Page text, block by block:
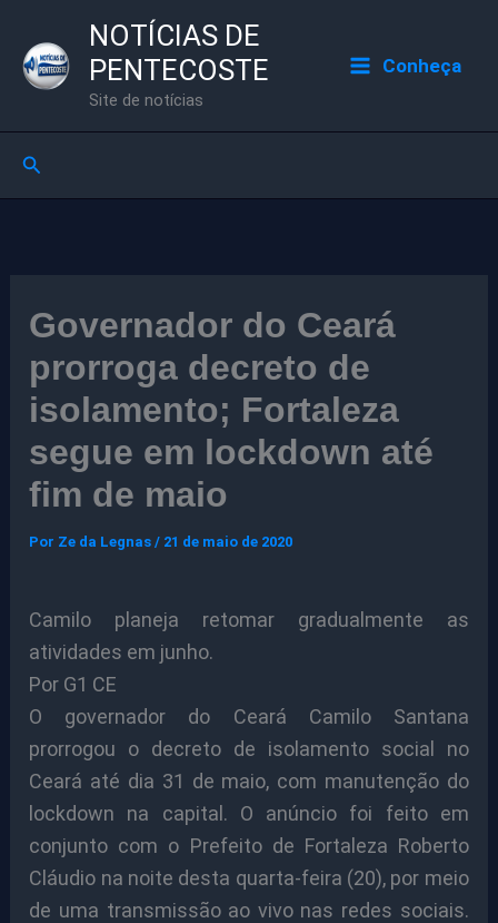
para
NOTÍCIAS DE
PENTECOSTE
Site de notícias
Conheça
Pesquisar
Governador do Ceará
prorroga decreto de
isolamento; Fortaleza
segue em lockdown até
fim de maio
Por Ze da Legnas/ 21 de maio de 2020
Camilo planeja retomar gradualmente as
atividades em junho.
Por G1 CE
O governador do Ceará Camilo Santana
prorrogou o decreto de isolamento social no
Ceará até dia 31 de maio, com manutenção do
lockdown na capital. O anúncio foi feito em
conjunto com o Prefeito de Fortaleza Roberto
Cláudio na noite desta quarta-feira (20), por meio
de uma transmissão ao vivo nas redes sociais.